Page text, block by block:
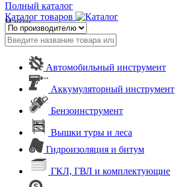
Полный каталог
Каталог товаров
Найти
Автомобильный инструмент
Аккумуляторный инструмент
Бензоинструмент
Вышки туры и леса
Гидроизоляция и битум
ГКЛ, ГВЛ и комплектующие